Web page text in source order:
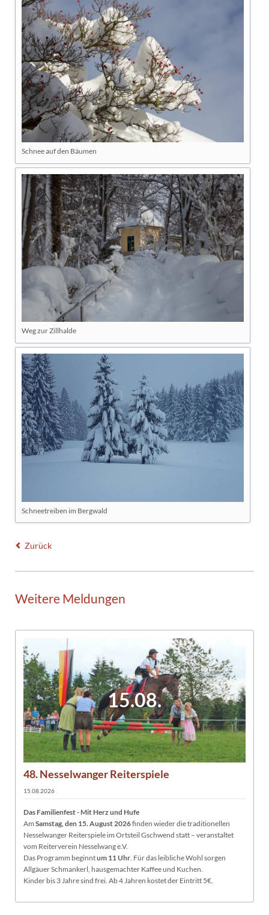
Schnee auf den Bäumen
Weg zur Zillhalde
Schneetreiben im Bergwald
Zurück
Weitere Meldungen
15.08.
48. Nesselwanger Reiterspiele
15.08.2026
Das Familienfest - Mit Herz und Hufe
Am Samstag, den 15. August 2026finden wieder die traditionellen
Nesselwanger Reiterspiele im Ortsteil Gschwend statt – veranstaltet
vom Reiterverein Nesselwang e.V.
Das Programm beginntum 11 Uhr. Für das leibliche Wohl sorgen
Allgäuer Schmankerl, hausgemachter Kaffee und Kuchen.
Kinder bis 3 Jahre sind frei. Ab 4 Jahren kostet der Eintritt 5€.